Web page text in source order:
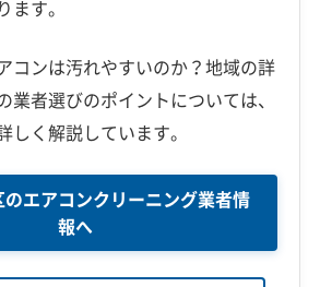
ます。
コンは汚れやすいのか？地域の詳
業者選びのポイントについては、
しく解説しています。
エアコンクリーニング業者情
報へ